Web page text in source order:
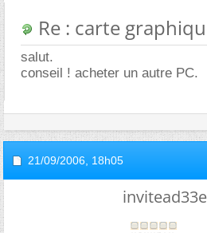
Re : carte
salut.
conseil ! acheter un autre PC.
21/09/2006, 18h05